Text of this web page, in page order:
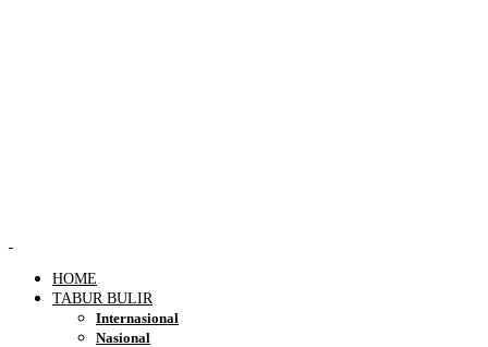
HOME
TABUR BULIR
Internasional
Nasional